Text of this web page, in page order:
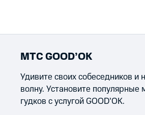
МТС GOOD’OK
Удивите своих собеседников и
волну. Установите
гудков с услугой GOOD’OK.